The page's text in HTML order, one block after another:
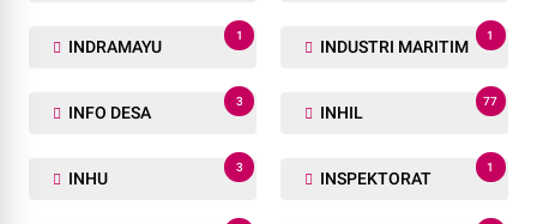
INDRAMAYU
1
INDUSTRI MARITIM
1
INFO DESA
3
INHIL
77
INHU
3
INSPEKTORAT
1